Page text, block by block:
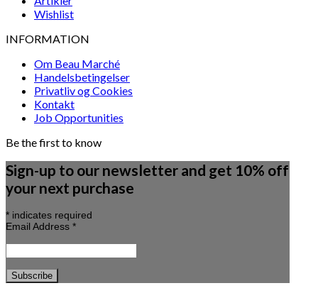
Wishlist
INFORMATION
Om Beau Marché
Handelsbetingelser
Privatliv og Cookies
Kontakt
Job Opportunities
Be the first to know
Sign-up to our newsletter and get 10% off
your next purchase
* indicates required
Email Address *